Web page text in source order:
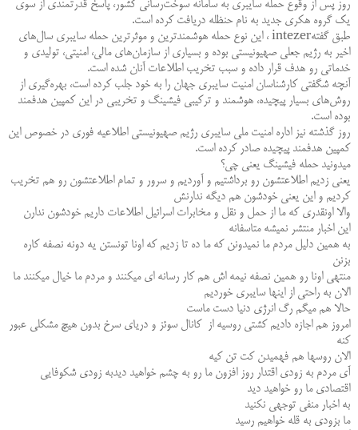
روز پس از وقوع حمله سایبری به سامانه سوخت‌رسانی کشور، پاسخ قدرتمندی از سوی
یک گروه هکری جدید به نام حنظله دریافت کرده است.
طبق گفتهintezer ، این نوع حمله هوشمند‌ترین و موثر‌ترین حمله سایبری سال‌های
اخیر به رژیم جعلی صهیونیستی بوده و بسیاری از سازمان‌های مالی، امنیتی، تولیدی و
خدماتی رو هدف قرار داده و سبب تخریب اطلاعات آنان شده است.
آنچه شگفتی کارشناسان امنیت سایبری جهان را به خود جلب کرده است، بهره‌گیری از
روش‌های بسیار پیچیده، هوشمند و ترکیبی فیشینگ و تخریبی در این کمپین هدفمند
بوده است.
روز گذشته نیز اداره امنیت ملی سایبری رژیم صهیونیستی اطلاعیه فوری در خصوص این
کمپین هدفمند پیچیده صادر کرده است.
میدونید حمله فیشینگ یعنی چی؟
یعنی زدیم اطلاعتشون رو برداشتیم و آوردیم و سرور و تمام اطلاعتشون رو هم تخریب
کردیم و این یعنی خودشون هم دیگه ندارنش
والا اونقدری که ما از حمل و نقل و مخابرات اسرائیل اطلاعات داریم خودشون ندارن
این اخبار منتشر نمیشه متاسفانه
به همین دلیل مردم ما نمیدونن که ما ده تا زدیم که اونا تونستن یه دونه نصفه کاره
بزنن
منتهی اونا رو همین نصفه نیمه اش هم کار رسانه ای میکنند و مردم ما خیال میکنند ما
الان به راحتی از اینها سایبری خوردیم
حالا هم میگم رگ انرژی دنیا دست ماست
امروز هم اجازه دادیم کشتی روسیه از کانال سوئز و دریای سرخ بدون هیچ مشکلی عبور
کنه
الان روسها هم فهمیدن کت تن کیه
آی مردم به زودی اقتدار روز افزون ما رو به چشم خواهید دیدبه زودی شکوفایی
اقتصادی ما رو خواهید دید
به اخبار منفی توجهی نکنید
ما بزودی به قله خواهیم رسید